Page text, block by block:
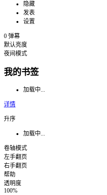
隐藏
发表
设置
0 弹幕
默认亮度
夜间模式
我的书签
加载中...
详情
升序
加载中...
卷轴模式
左手翻页
右手翻页
帮助
透明度
100%